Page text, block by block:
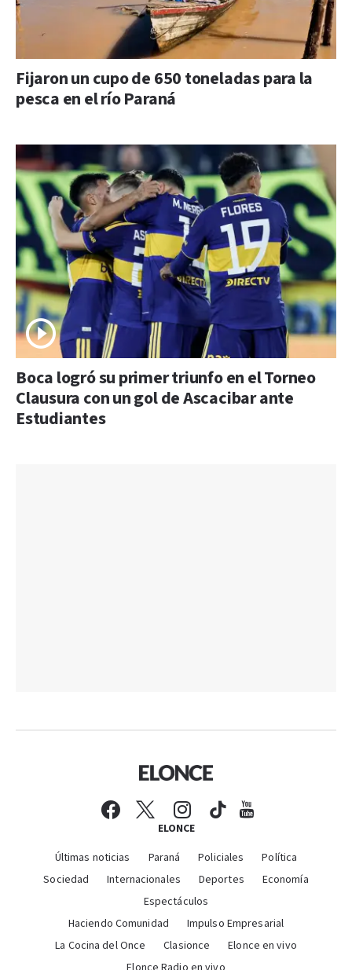
Fijaron un cupo de 650 toneladas para la
pesca en el río Paraná
Boca logró su primer triunfo en el Torneo
Clausura con un gol de Ascacibar ante
Estudiantes
ELONCE
Últimas noticias Paraná Policiales
Política
Sociedad
Internacionales Deportes
Economía
Espectáculos
Haciendo Comunidad
Impulso Empresarial
La Cocina del Once
Clasionce
Elonce en vivo